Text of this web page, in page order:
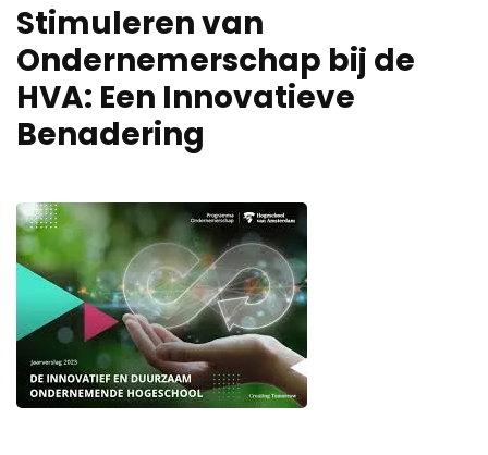
Stimuleren van
Ondernemerschap bij de
HVA: Een Innovatieve
Benadering